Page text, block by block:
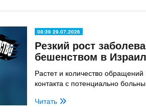
08:39 29.07.2026
Резкий рост
бешенством в
Растет и количество
контакта с потенциально
Читать